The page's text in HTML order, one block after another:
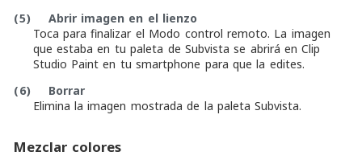
(5)
Abrir imagen en el lienzo
Toca para finalizar el Modo control remoto. La imagen
que estaba en tu paleta de Subvista se abrirá en Clip
Studio Paint en tu smartphone para que la edites.
(6)
Borrar
Elimina la imagen mostrada de la paleta Subvista.
Mezclar colores